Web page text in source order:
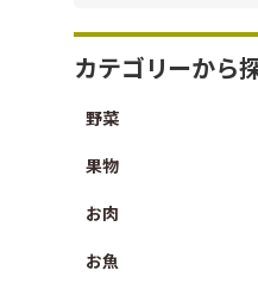
カテゴリーから
野菜
果物
お肉
お魚